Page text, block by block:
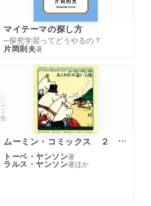
マイテーマの探し方
─探究学習ってどうやるの？
片岡則夫著
シリーズ・全集
ムーミン・コミックス ２ あこがれの遠い土地
トーベ・ヤンソン著
ラルス・ヤンソン著ほか